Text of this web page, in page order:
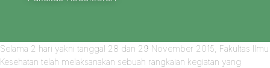
Selama 2 hari yakni tanggal 28 dan 29 November 2015, Fakultas Ilmu
Kesehatan telah melaksanakan sebuah rangkaian kegiatan yang